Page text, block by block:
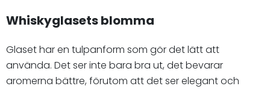
Whiskyglasets blomma
Glaset har en tulpanform som gör det lätt att
använda. Det ser inte bara bra ut, det bevarar
aromerna bättre, förutom att det ser elegant och